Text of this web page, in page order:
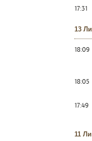
17:31
13
18:09
18:05
17:49
11